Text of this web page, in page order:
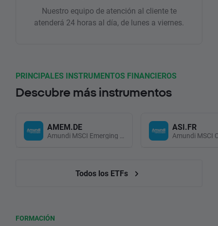
Nuestro equipo de atención al cliente te
atenderá 24 horas al día, de lunes a viernes.
PRINCIPALES INSTRUMENTOS FINANCIEROS
Descubre más instrumentos
AMEM.DE
Amundi MSCI Emerging Markets UCITS (Acc EUR)
ASI.FR
Todos los ETFs
FORMACIÓN